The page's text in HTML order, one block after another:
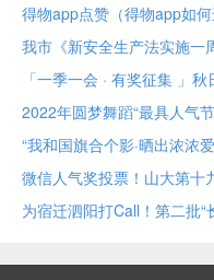
得物app点赞（得物app如何
我市《新安全生产法实施一
「一季一会 · 有奖征集 」
“我和国旗合个影·晒出浓浓